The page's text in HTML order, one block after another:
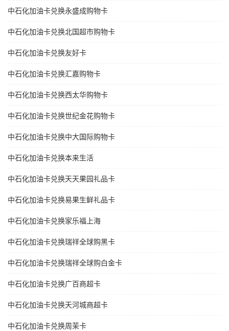
中石化加油卡兑换永盛成购物卡
中石化加油卡兑换北国超市购物卡
中石化加油卡兑换友好卡
中石化加油卡兑换汇嘉购物卡
中石化加油卡兑换西太华购物卡
中石化加油卡兑换世纪金花购物卡
中石化加油卡兑换中大国际购物卡
中石化加油卡兑换本来生活
中石化加油卡兑换天天果园礼品卡
中石化加油卡兑换易果生鲜礼品卡
中石化加油卡兑换家乐福上海
中石化加油卡兑换瑞祥全球购黑卡
中石化加油卡兑换瑞祥全球购白金卡
中石化加油卡兑换广百商超卡
中石化加油卡兑换天河城商超卡
中石化加油卡兑换周茉卡